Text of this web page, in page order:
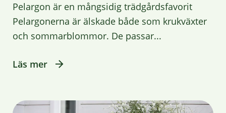
Pelargon är en mångsidig trädgårdsfavorit
Pelargonerna är älskade både som krukväxter
och sommarblommor. De passar...
Läs mer